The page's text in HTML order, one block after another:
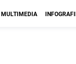
MULTIMEDIA